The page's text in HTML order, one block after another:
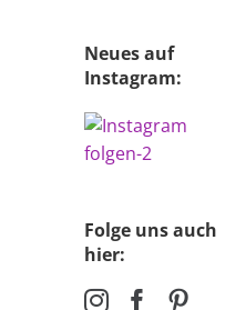
Neues auf
Instagram:
Folge uns auch
hier: